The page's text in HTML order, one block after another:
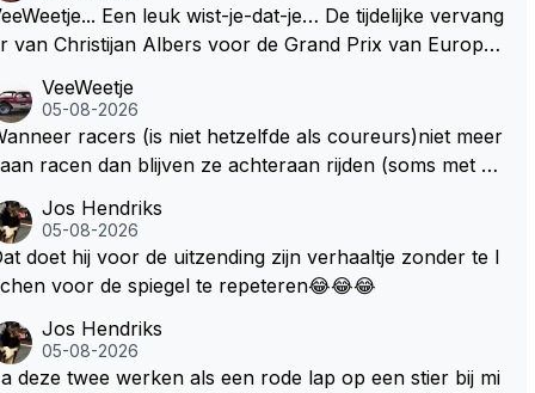
Een leuk wist-je-dat-je… De tijdelijke vervang
van Christijan Albers voor de Grand Prix van Europa
Vanaf de race daarna werd het stoeltje definitief ov
door Sakon Yamamoto. Na 2 rondes gokte
Winkelhock goed (hij koos regenbanden) en ree
Spyker ooit aan kop reed. Toen de rest van het veld
regenbanden had, werd hij helaas aan alle kanten d
iedereen achterhaald. Hij moest later opgeven vanw
een technisch mankement. Het was ook de enige ke
dat Markus Winkelhock een officiële Formule 1 race r
hij vertrok daarna...
VeeWeetje
05-08-2026
racers (is niet hetzelfde als coureurs)niet meer
racen dan blijven ze achteraan rijden (soms met ee
vaag omroepbedrijf.
Jos Hendriks
05-08-2026
doet hij voor de uitzending zijn verhaaltje zonder te l
voor de spiegel te repeteren😂😂😂
Jos Hendriks
05-08-2026
deze twee werken als een rode lap op een stier bij mi